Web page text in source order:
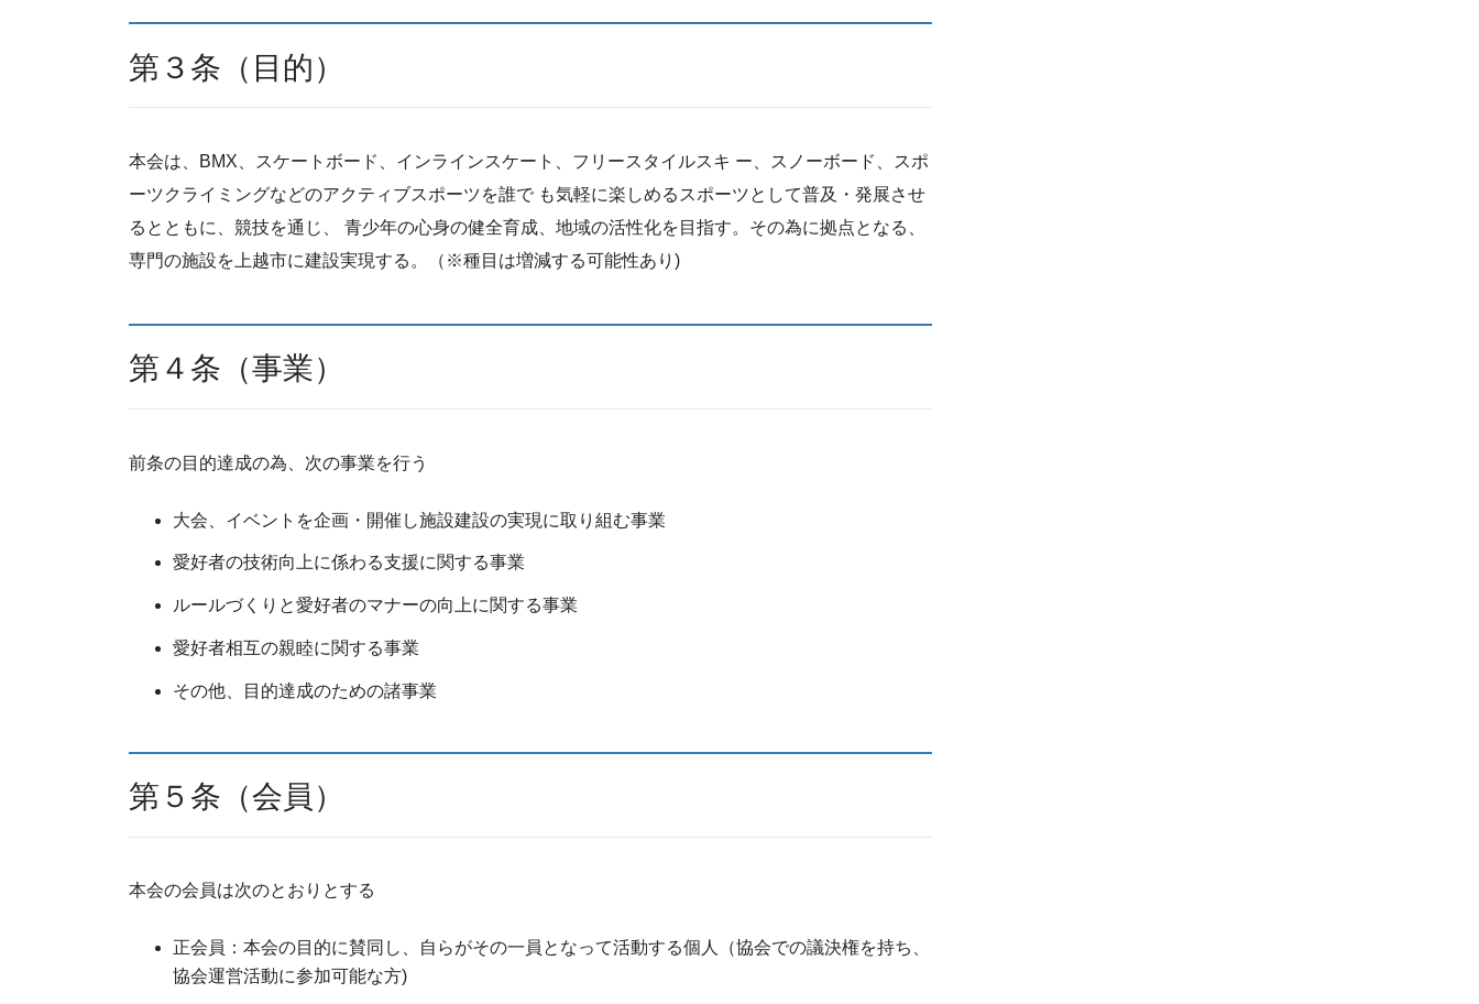
第３条（目的）
本会は、BMX、スケートボード、インラインスケート、フリースタイルスキ ー、スノーボード、スポ
ーツクライミングなどのアクティブスポーツを誰で も気軽に楽しめるスポーツとして普及・発展させ
るとともに、競技を通じ、 青少年の心身の健全育成、地域の活性化を目指す。その為に拠点となる、
専門の施設を上越市に建設実現する。（※種目は増減する可能性あり)
第４条（事業）
前条の目的達成の為、次の事業を行う
大会、イベントを企画・開催し施設建設の実現に取り組む事業
愛好者の技術向上に係わる支援に関する事業
ルールづくりと愛好者のマナーの向上に関する事業
愛好者相互の親睦に関する事業
その他、目的達成のための諸事業
第５条（会員）
本会の会員は次のとおりとする
正会員：本会の目的に賛同し、自らがその一員となって活動する個⼈（協会での議決権を持ち、
協会運営活動に参加可能な⽅)